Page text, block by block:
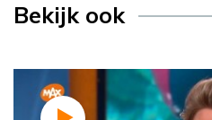
Bekijk ook